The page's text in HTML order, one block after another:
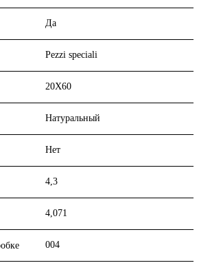
Да
Pezzi speciali
20X60
Натуральный
Нет
4,3
4,071
004